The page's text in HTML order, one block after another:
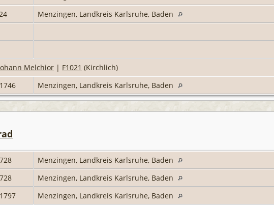
Menzingen, Landkreis Karlsruhe, Baden
Melchior | F1021 (Kirchlich)
Menzingen, Landkreis Karlsruhe, Baden
Menzingen, Landkreis Karlsruhe, Baden
Menzingen, Landkreis Karlsruhe, Baden
Menzingen, Landkreis Karlsruhe, Baden